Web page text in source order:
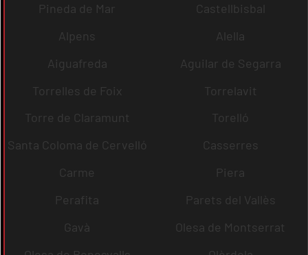
Pineda de Mar
Castellbisbal
Alpens
Alella
Aiguafreda
Aguilar de Segarra
Torrelles de Foix
Torrelavit
Torre de Claramunt
Torelló
Santa Coloma de Cervelló
Casserres
Carme
Piera
Perafita
Parets del Vallès
Gavà
Olesa de Montserrat